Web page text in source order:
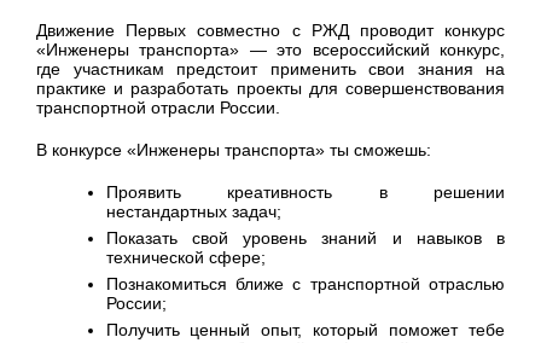
Движение Первых совместно с РЖД проводит конкурс
«Инженеры транспорта» — это всероссийский конкурс,
где участникам предстоит применить свои знания на
практике и разработать проекты для совершенствования
транспортной отрасли России.
В конкурсе «Инженеры транспорта» ты сможешь:
Проявить креативность в решении
нестандартных задач;
Показать свой уровень знаний и навыков в
технической сфере;
Познакомиться ближе с транспортной отраслью
России;
Получить ценный опыт, который поможет тебе